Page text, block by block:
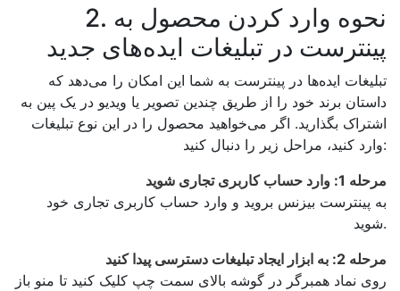
2. نحوه وارد کردن محصول به
پینترست در تبلیغات ایده‌های جدید
تبلیغات ایده‌ها در پینترست به شما این امکان را می‌دهد که
داستان برند خود را از طریق چندین تصویر یا ویدیو در یک پین به
اشتراک بگذارید. اگر می‌خواهید محصول را در این نوع تبلیغات
وارد کنید، مراحل زیر را دنبال کنید:
مرحله 1: وارد حساب کاربری تجاری شوید
به پینترست بیزنس بروید و وارد حساب کاربری تجاری خود
شوید.
مرحله 2: به ابزار ایجاد تبلیغات دسترسی پیدا کنید
روی نماد همبرگر در گوشه بالای سمت چپ کلیک کنید تا منو باز